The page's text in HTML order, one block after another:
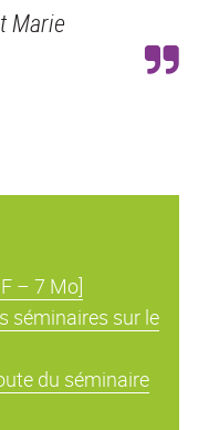
Marie
– 7 Mo]
séminaires sur le
du séminaire